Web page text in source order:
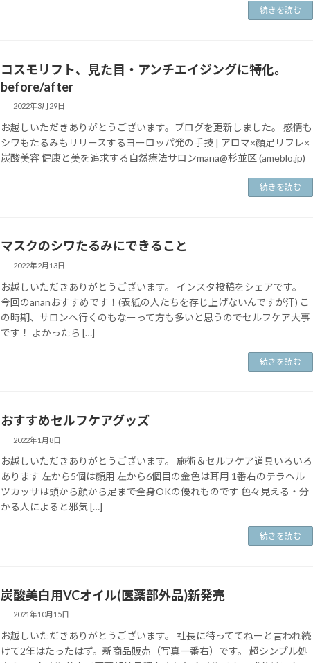
続きを読む
コスモリフト、見た目・アンチエイジングに特化。
before/after
2022年3月29日
お越しいただきありがとうございます。ブログを更新しました。 感情も
シワもたるみもリリースするヨーロッパ発の手技 | アロマ×顔足リフレ×
炭酸美容 健康と美を追求する自然療法サロンmana@杉並区 (ameblo.jp)
続きを読む
マスクのシワたるみにできること
2022年2月13日
お越しいただきありがとうございます。 インスタ投稿をシェアです。
今回のananおすすめです！(表紙の人たちを存じ上げないんですが汗) こ
の時期、サロンへ行くのもなーって方も多いと思うのでセルフケア大事
です！ よかったら […]
続きを読む
おすすめセルフケアグッズ
2022年1月8日
お越しいただきありがとうございます。 施術＆セルフケア道具いろいろ
あります 左から5個は顔用 左から6個目の金色は耳用 1番右のテラヘル
ツカッサは頭から顔から足まで全身OKの優れものです 色々見える・分
かる人によると邪気 […]
続きを読む
炭酸美白用VCオイル(医薬部外品)新発売
2021年10月15日
お越しいただきありがとうございます。 社長に待っててねーと言われ続
けて2年はたったはず。新商品販売（写真一番右）です。 超シンプル処